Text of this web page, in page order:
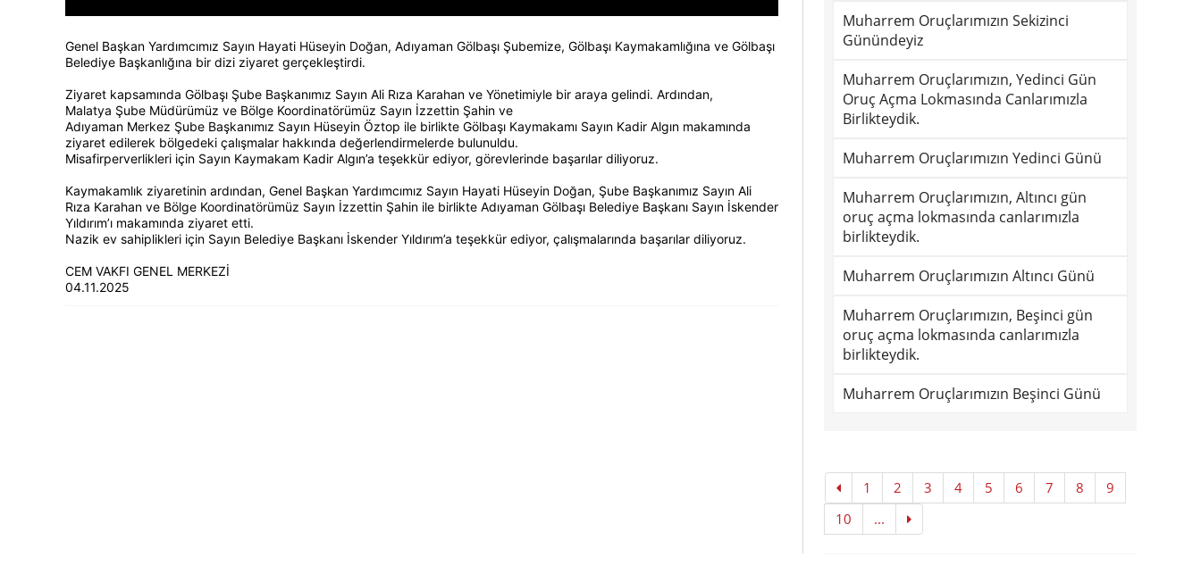
Genel Başkan Yardımcımız Sayın Hayati Hüseyin Doğan, Adıyaman Gölbaşı Şubemize, Gölbaşı Kaymakamlığına ve Gölbaşı
Belediye Başkanlığına bir dizi ziyaret gerçekleştirdi.
Ziyaret kapsamında Gölbaşı Şube Başkanımız Sayın Ali Rıza Karahan ve Yönetimiyle bir araya gelindi. Ardından,
Malatya Şube Müdürümüz ve Bölge Koordinatörümüz Sayın İzzettin Şahin ve
Adıyaman Merkez Şube Başkanımız Sayın Hüseyin Öztop ile birlikte Gölbaşı Kaymakamı Sayın Kadir Algın makamında
ziyaret edilerek bölgedeki çalışmalar hakkında değerlendirmelerde bulunuldu.
Misafirperverlikleri için Sayın Kaymakam Kadir Algın’a teşekkür ediyor, görevlerinde başarılar diliyoruz.
Kaymakamlık ziyaretinin ardından, Genel Başkan Yardımcımız Sayın Hayati Hüseyin Doğan, Şube Başkanımız Sayın Ali
Rıza Karahan ve Bölge Koordinatörümüz Sayın İzzettin Şahin ile birlikte Adıyaman Gölbaşı Belediye Başkanı Sayın İskender
Yıldırım’ı makamında ziyaret etti.
Nazik ev sahiplikleri için Sayın Belediye Başkanı İskender Yıldırım’a teşekkür ediyor, çalışmalarında başarılar diliyoruz.
CEM VAKFI GENEL MERKEZİ
04.11.2025
Muharrem Oruçlarımızın Sekizinci
Günündeyiz
Muharrem Oruçlarımızın, Yedinci Gün
Oruç Açma Lokmasında Canlarımızla
Birlikteydik.
Muharrem Oruçlarımızın Yedinci Günü
Muharrem Oruçlarımızın, Altıncı gün
oruç açma lokmasında canlarımızla
birlikteydik.
Muharrem Oruçlarımızın Altıncı Günü
Muharrem Oruçlarımızın, Beşinci gün
oruç açma lokmasında canlarımızla
birlikteydik.
Muharrem Oruçlarımızın Beşinci Günü
1 2 3 4 5 6 7 8
9
10
...